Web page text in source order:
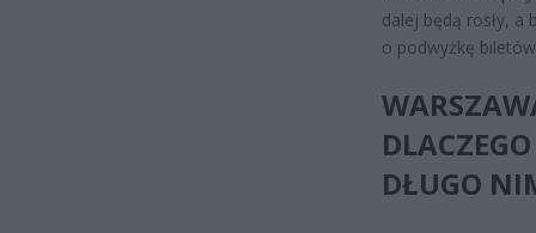
dalej będą rosły, a
o podwyżkę
DŁUGO